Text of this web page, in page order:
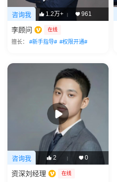
咨询我 1.2万+ | 961
李顾问 在线
擅长： #新手指导# #权限开通#
咨询我 2 | 0
资深刘经理 在线